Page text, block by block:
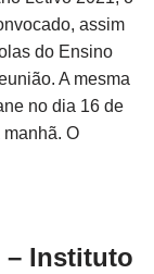
assim
do Ensino
A mesma
no dia 16 de
O
– Instituto